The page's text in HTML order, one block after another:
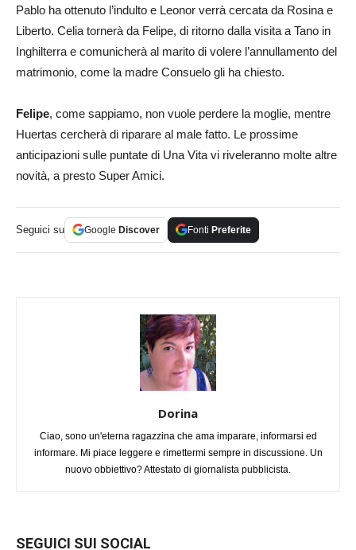
Pablo ha ottenuto l’indulto e Leonor verrà cercata da Rosina e
Liberto. Celia tornerà da Felipe, di ritorno dalla visita a Tano in
Inghilterra e comunicherà al marito di volere l’annullamento del
matrimonio, come la madre Consuelo gli ha chiesto.
Felipe, come sappiamo, non vuole perdere la moglie, mentre
Huertas cercherà di riparare al male fatto. Le prossime
anticipazioni sulle puntate di Una Vita vi riveleranno molte altre
novità, a presto Super Amici.
Seguici su Google Discover Fonti Preferite
Dorina
Ciao, sono un'eterna ragazzina che ama imparare, informarsi ed
informare. Mi piace leggere e rimettermi sempre in discussione. Un
nuovo obbiettivo? Attestato di giornalista pubblicista.
SEGUICI SUI SOCIAL